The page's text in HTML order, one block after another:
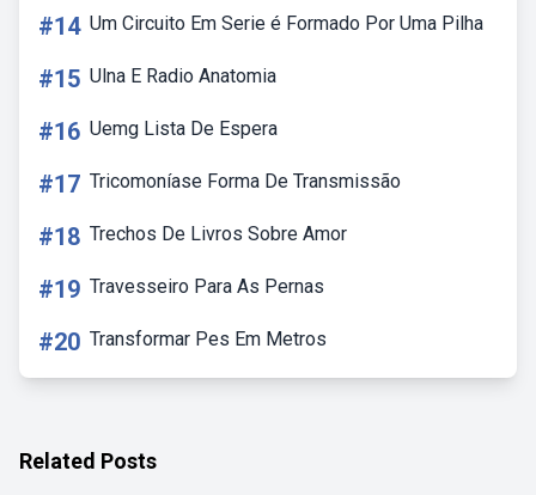
#14 Um Circuito Em Serie é Formado Por Uma Pilha
#15 Ulna E Radio Anatomia
#16 Uemg Lista De Espera
#17 Tricomoníase Forma De Transmissão
#18 Trechos De Livros Sobre Amor
#19 Travesseiro Para As Pernas
#20 Transformar Pes Em Metros
Related Posts